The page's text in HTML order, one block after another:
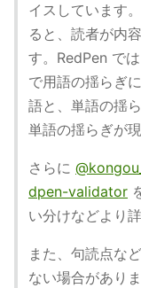
イスしています
ると、読者が内
す。RedPen では
で用語の揺らぎ
語と、単語の揺
単語の揺らぎが
さらに
dpen-validator
い分けなどより
また、句読点な
ない場合があり